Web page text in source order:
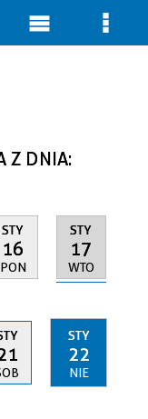
Z DNIA:
STY
16
PON
STY
17
WTO
STY
22
NIE
Menu Menu